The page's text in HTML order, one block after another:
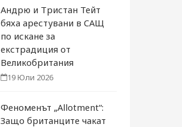
Андрю и Тристан Тейт
бяха арестувани в САЩ
по искане за
екстрадиция от
Великобритания
19 Юли 2026
Феноменът „Allotment“:
Защо британците чакат